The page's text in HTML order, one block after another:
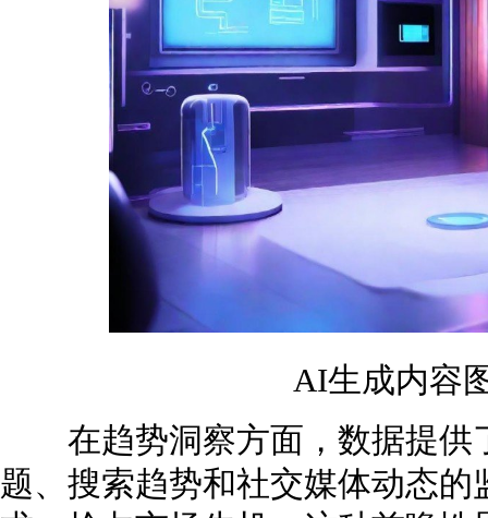
AI生成内容
在趋势洞察方面，数据提供
题、搜索趋势和社交媒体动态